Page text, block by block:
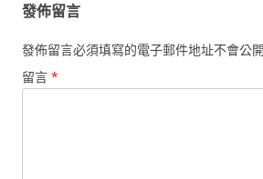
發佈留言
發佈留言必須填寫的電子郵件地址不會公
留言 *